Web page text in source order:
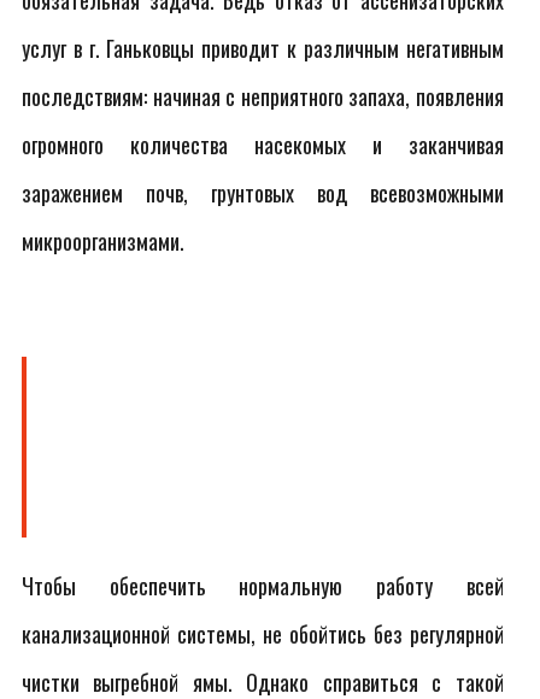
услуг в г. Ганьковцы приводит к различным негативным
последствиям: начиная с неприятного запаха, появления
огромного количества насекомых и заканчивая
заражением почв, грунтовых вод всевозможными
микроорганизмами.
Чтобы обеспечить нормальную работу всей
канализационной системы, не обойтись без регулярной
чистки выгребной ямы. Однако справиться с такой